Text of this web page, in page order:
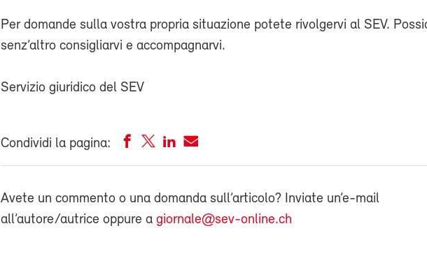
Per domande sulla vostra propria situazione potete rivolgervi al SEV.
senz’altro consigliarvi e accompagnarvi.
Servizio giuridico del SEV
Condividi la pagina:
Avete un commento o una domanda sull’articolo? Inviate un’e-mail
all’autore/autrice oppure a giornale@sev-online.ch